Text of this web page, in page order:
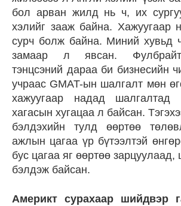
бол арван жилд нь ч, их
хэлийг зааж байна. Хажуугаар
сурч болж байна. Миний хувьд
замаар л явсан.
тэнцсэний дараа би бизнесийн
учраас GMAT-ын шалгалт мөн
хажуугаар надад шалгалтад
хагасын хугацаа л байсан.
бэлдэхийн тулд өөртөө
ажлын цагаа үр бүтээлтэй
бус цагаа яг өөртөө
бэлдэж байсан.
Америкт сурахаар шийдвэр